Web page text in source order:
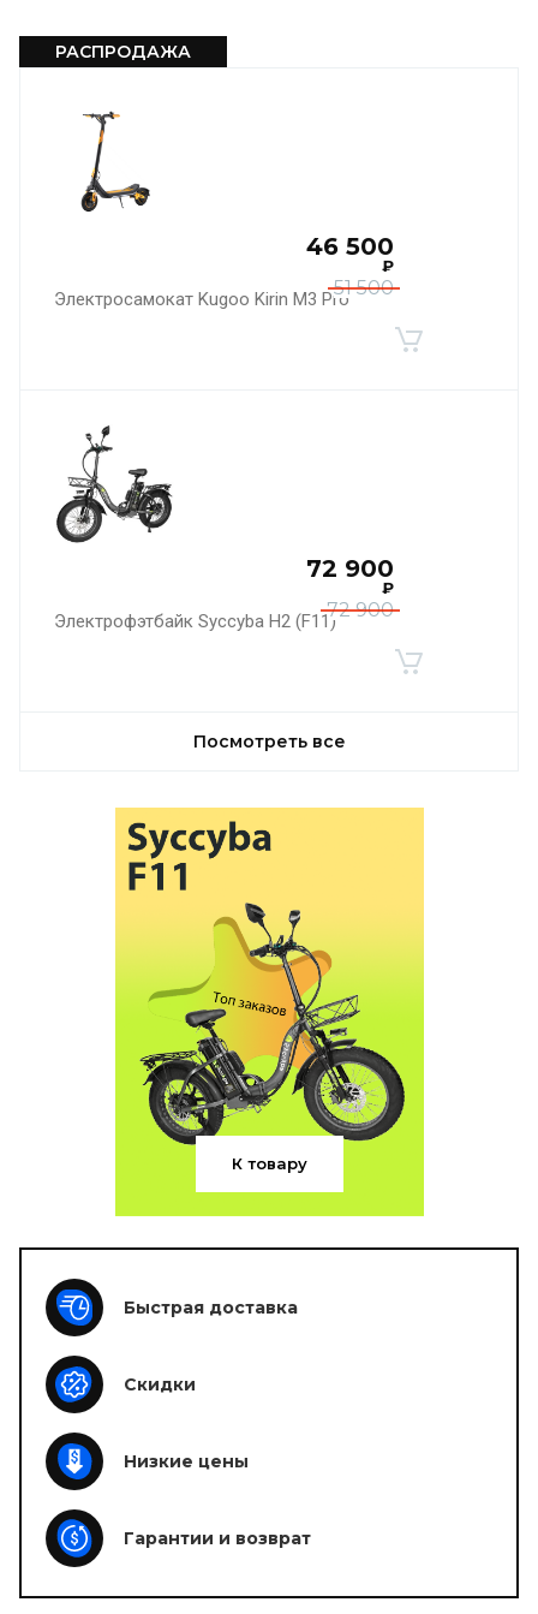
РАСПРОДАЖА
Электросамокат Kugoo Kirin M3 Pro51 500
46 500
₽
Электрофэтбайк Syccyba H2 (F11)72 900
72 900
₽
Посмотреть все
К товару
Быстрая доставка
Скидки
Низкие цены
Гарантии и возврат